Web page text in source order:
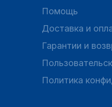
Помощь
Доставка и
Гарантии и
Политика